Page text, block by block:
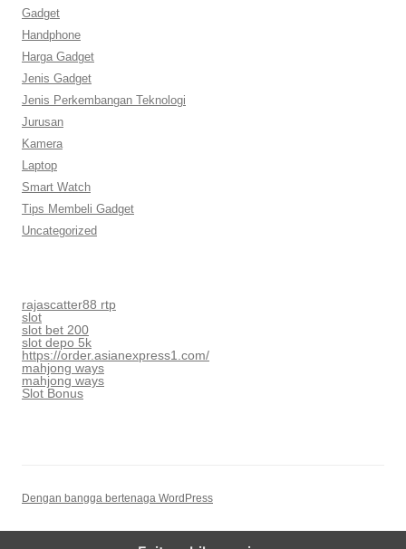
Gadget
Handphone
Harga Gadget
Jenis Gadget
Jenis Perkembangan Teknologi
Jurusan
Kamera
Laptop
Smart Watch
Tips Membeli Gadget
Uncategorized
rajascatter88 rtp
slot
slot bet 200
slot depo 5k
https://order.asianexpress1.com/
mahjong ways
mahjong ways
Slot Bonus
Dengan bangga bertenaga WordPress